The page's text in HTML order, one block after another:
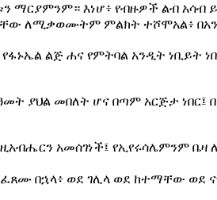
ማርያምንም። እነሆ፥ የብዙዎች ልብ አሳብ
ለሚቃወሙትም ምልክት ተሾሞአል፥
ልጅ ሐና የምትባል አንዲት ነቢይት
ያህል መበለት ሆና በጣም አርጅታ ነበር፤
አመሰገነች፤ የኢየሩሳሌምንም ቤዛ
በኋላ፥ ወደ ገሊላ ወደ ከተማቸው ወደ